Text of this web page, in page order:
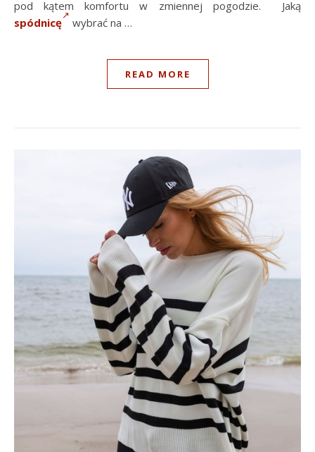
pod kątem komfortu w zmiennej pogodzie. Jaką
spódnicę
wybrać na …
READ MORE